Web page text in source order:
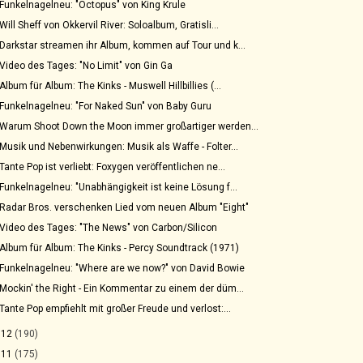
Funkelnagelneu: "Octopus" von King Krule
Will Sheff von Okkervil River: Soloalbum, Gratisli...
Darkstar streamen ihr Album, kommen auf Tour und k...
Video des Tages: "No Limit" von Gin Ga
Album für Album: The Kinks - Muswell Hillbillies (...
Funkelnagelneu: "For Naked Sun" von Baby Guru
Warum Shoot Down the Moon immer großartiger werden...
Musik und Nebenwirkungen: Musik als Waffe - Folter...
Tante Pop ist verliebt: Foxygen veröffentlichen ne...
Funkelnagelneu: "Unabhängigkeit ist keine Lösung f...
Radar Bros. verschenken Lied vom neuen Album "Eight"
Video des Tages: "The News" von Carbon/Silicon
Album für Album: The Kinks - Percy Soundtrack (1971)
Funkelnagelneu: "Where are we now?" von David Bowie
Mockin' the Right - Ein Kommentar zu einem der düm...
Tante Pop empfiehlt mit großer Freude und verlost:...
(190)
(175)